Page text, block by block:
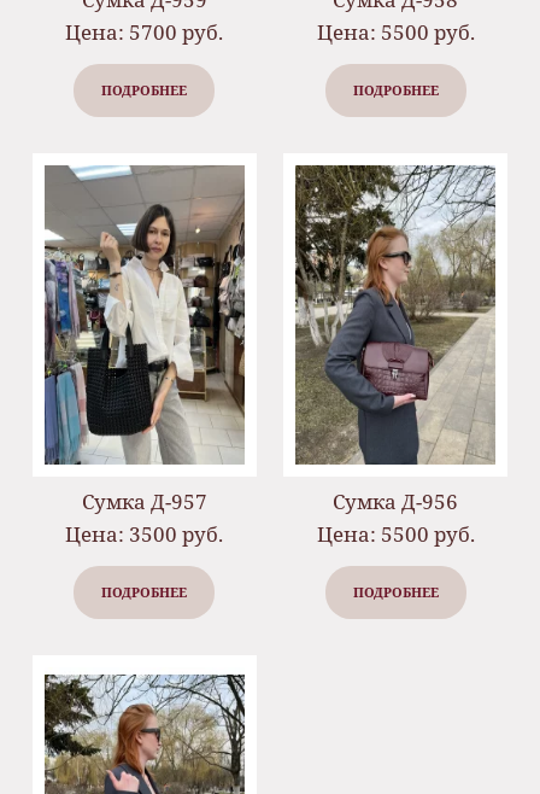
Цена: 5700 руб.
ПОДРОБНЕЕ
Цена: 5500 руб.
ПОДРОБНЕЕ
Сумка Д-957
Цена: 3500 руб.
ПОДРОБНЕЕ
Сумка Д-956
Цена: 5500 руб.
ПОДРОБНЕЕ